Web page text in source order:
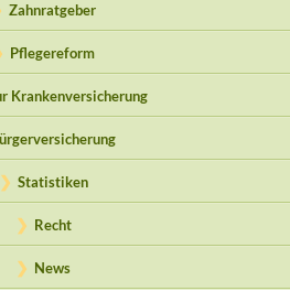
Zahnratgeber
Pflegereform
Krankenversicherung
Statistiken
Recht
News